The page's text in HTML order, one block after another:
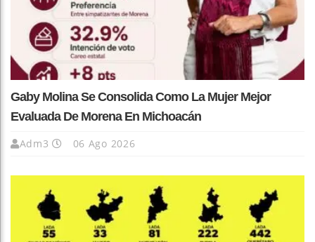
Gaby Molina Se Consolida Como La Mujer Mejor
Evaluada De Morena En Michoacán
Adm3 06 Ago 2026